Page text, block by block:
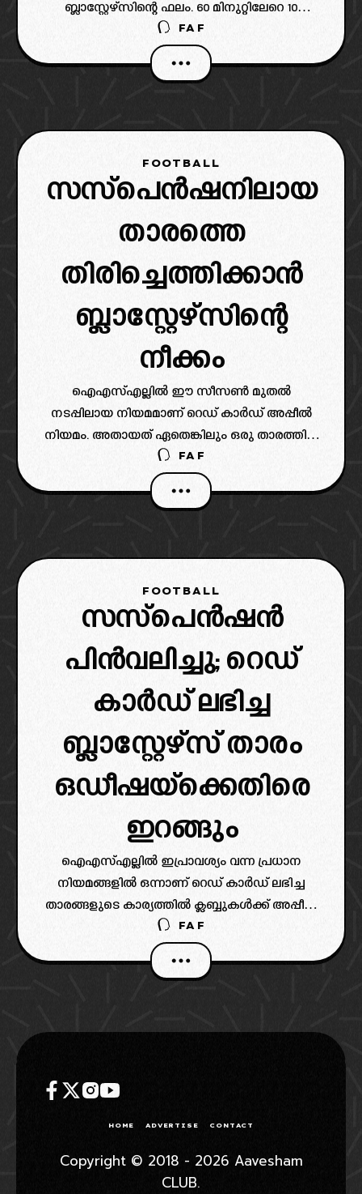
ബ്ലാസ്റ്റേഴ്സിന്റെ ഫലം. 60 മിനുറ്റിലേറെ 10
പേരുമായി കളിച്ച ബ്ലാസ്റ്റേഴ്‌സ് വിജയത്തോളം
വിലയുള്ള സമനിലയാണ് നേടിയത്.
മത്സരത്തിന്റെ 30 ആം മിനുട്ടിൽ ഐബാൻ
FAF
FOOTBALL
സസ്പെൻഷനിലായ
താരത്തെ
തിരിച്ചെത്തിക്കാൻ
ബ്ലാസ്റ്റേഴ്സിന്റെ
നീക്കം
ഐഎസ്എല്ലിൽ ഈ സീസൺ മുതൽ
നടപ്പിലായ നിയമമാണ് റെഡ് കാർഡ് അപ്പീൽ
നിയമം. അതായത് ഏതെങ്കിലും ഒരു താരത്തിന്
റെഡ് കാർഡ് ലഭിക്കുകയാണ് എങ്കിൽ ആ
ക്ലബിന് എഐഎഫ്എഫിനെ സമീപിക്കാനും
റെഡ് കാർഡ് എഐഎഫ്എഫ്
FAF
FOOTBALL
സസ്‌പെൻഷൻ
പിൻവലിച്ചു; റെഡ്
കാർഡ് ലഭിച്ച
ബ്ലാസ്റ്റേഴ്‌സ് താരം
ഒഡീഷയ്ക്കെതിരെ
ഇറങ്ങും
ഐഎസ്എല്ലിൽ ഇപ്രാവശ്യം വന്ന പ്രധാന
നിയമങ്ങളിൽ ഒന്നാണ് റെഡ് കാർഡ് ലഭിച്ച
താരങ്ങളുടെ കാര്യത്തിൽ ക്ലബ്ബുകൾക്ക് അപ്പീൽ
പോകാമെന്നത്. കളിക്കളത്തിൽ റെഡ് കാർഡ്
ലഭിച്ച താരങ്ങളുടെ കാര്യത്തിൽ അപ്പീൽ
പോവുകയാണ് എങ്കിൽ ഗുരുതര ഫൗൾ അല്ല
FAF
HOME ADVERTISE CONTACT
Copyright © 2018 - 2026 Aavesham
CLUB.